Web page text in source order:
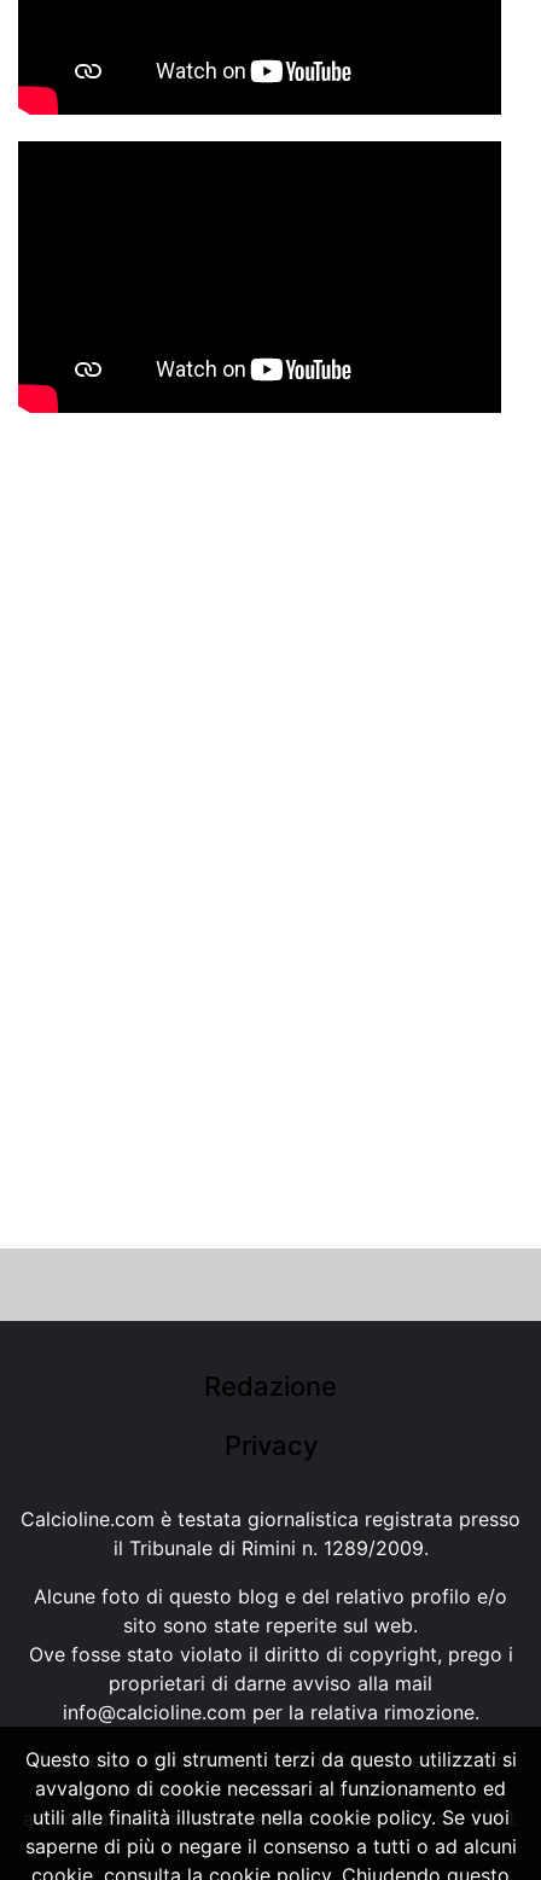
Redazione
Privacy
Calcioline.com è testata giornalistica registrata presso
il Tribunale di Rimini n. 1289/2009.
Alcune foto di questo blog e del relativo profilo e/o
sito sono state reperite sul web.
Ove fosse stato violato il diritto di copyright, prego i
proprietari di darne avviso alla mail
info@calcioline.com per la relativa rimozione.
Ogni testo e foto di proprietà di Calcioline.com non
possono essere copiati o riprodotti, senza
autorizzazione, ai sensi della normativa n.29 del 2001.
Questo sito o gli strumenti terzi da questo utilizzati si
avvalgono di cookie necessari al funzionamento ed
utili alle finalità illustrate nella cookie policy. Se vuoi
saperne di più o negare il consenso a tutti o ad alcuni
cookie, consulta la cookie policy. Chiudendo questo